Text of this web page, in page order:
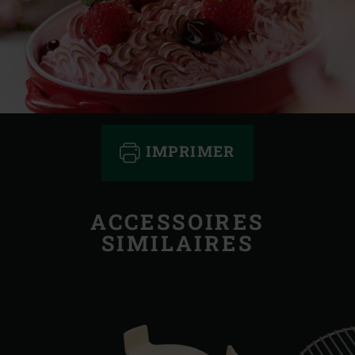
IMPRIMER
ACCESSOIRES
SIMILAIRES